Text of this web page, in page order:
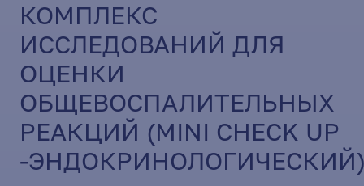
КОМПЛЕКС
ИССЛЕДОВАНИЙ ДЛЯ
ОЦЕНКИ
ОБЩЕВОСПАЛИТЕЛЬНЫХ
РЕАКЦИЙ (MINI CHECK UP
-